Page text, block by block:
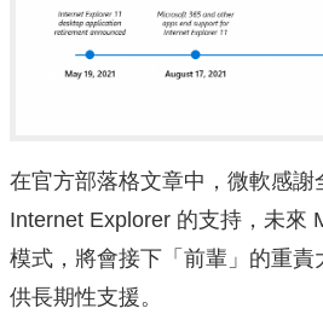
在官方部落格文章中，微軟感
Internet Explorer 的支持，未來
模式，將會接下「前輩」的重責
供長期性支援。